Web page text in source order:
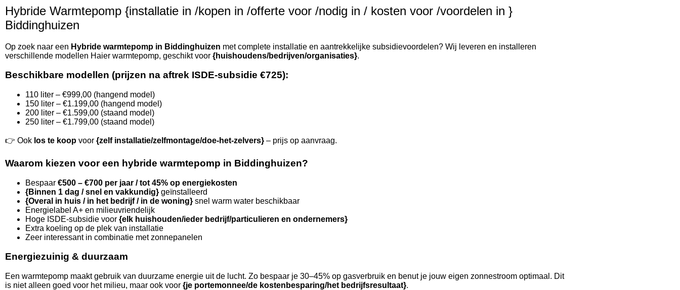
Hybride Warmtepomp {installatie in /kopen in /offerte voor /nodig in / kosten voor /voordelen in }
Biddinghuizen
Op zoek naar een Hybride warmtepomp in Biddinghuizen met complete installatie en aantrekkelijke subsidievoordelen? Wij leveren en installeren
verschillende modellen Haier warmtepomp, geschikt voor {huishoudens/bedrijven/organisaties}.
Beschikbare modellen (prijzen na aftrek ISDE-subsidie €725):
110 liter – €999,00 (hangend model)
150 liter – €1.199,00 (hangend model)
200 liter – €1.599,00 (staand model)
250 liter – €1.799,00 (staand model)
👉 Ook los te koop voor {zelf installatie/zelfmontage/doe-het-zelvers} – prijs op aanvraag.
Waarom kiezen voor een hybride warmtepomp in Biddinghuizen?
Bespaar €500 – €700 per jaar / tot 45% op energiekosten
{Binnen 1 dag / snel en vakkundig} geïnstalleerd
{Overal in huis / in het bedrijf / in de woning} snel warm water beschikbaar
Energielabel A+ en milieuvriendelijk
Hoge ISDE-subsidie voor {elk huishouden/ieder bedrijf/particulieren en ondernemers}
Extra koeling op de plek van installatie
Zeer interessant in combinatie met zonnepanelen
Energiezuinig & duurzaam
Een warmtepomp maakt gebruik van duurzame energie uit de lucht. Zo bespaar je 30–45% op gasverbruik en benut je jouw eigen zonnestroom optimaal. Dit
is niet alleen goed voor het milieu, maar ook voor {je portemonnee/de kostenbesparing/het bedrijfsresultaat}.